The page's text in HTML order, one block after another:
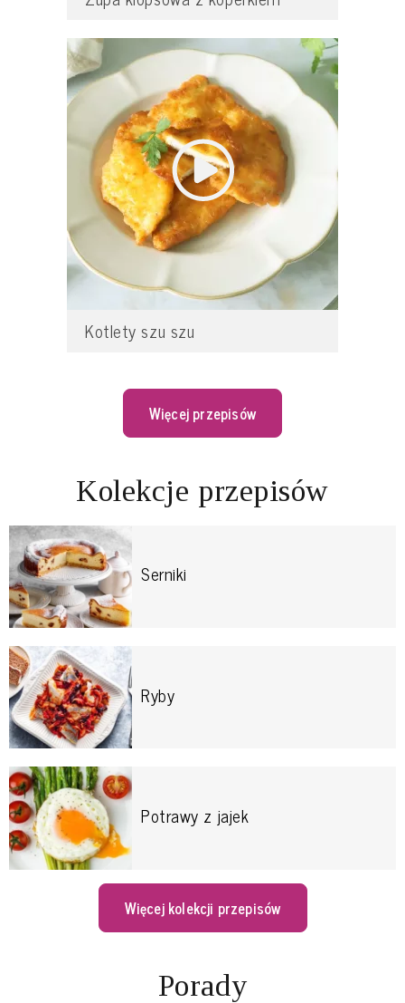
Kotlety szu szu
Więcej przepisów
Kolekcje przepisów
Serniki
Ryby
Potrawy z jajek
Więcej kolekcji przepisów
Porady